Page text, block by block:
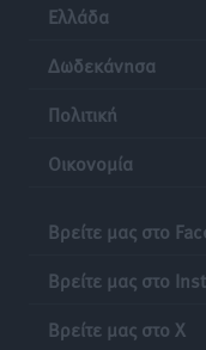
Ελλάδα
Δωδεκάνησα
Πολιτική
Οικονομία
Βρείτε μας στο
Βρείτε μας στο
Βρείτε μας στο X